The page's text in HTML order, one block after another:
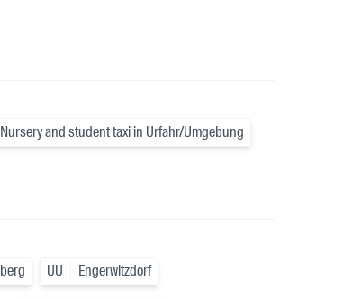
Nursery and student taxi in Urfahr/Umgebung
UU Engerwitzdorf